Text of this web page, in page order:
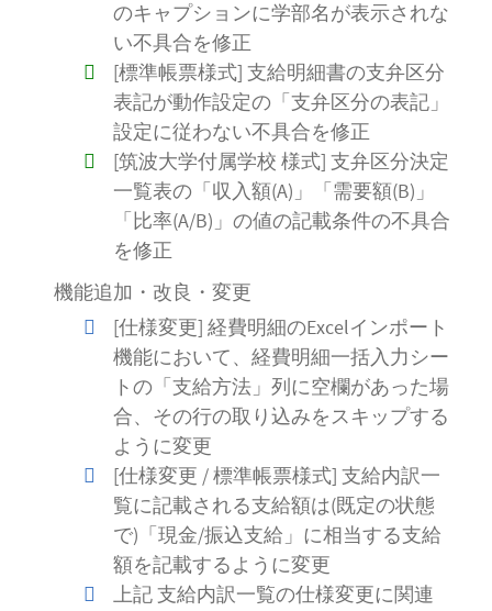
のキャプションに学部名が表示されな
い不具合を修正
[標準帳票様式] 支給明細書の支弁区分
表記が動作設定の「支弁区分の表記」
設定に従わない不具合を修正
[筑波大学付属学校 様式] 支弁区分決定
一覧表の「収入額(A)」「需要額(B)」
「比率(A/B)」の値の記載条件の不具合
を修正
機能追加・改良・変更
[仕様変更] 経費明細のExcelインポート
機能において、経費明細一括入力シー
トの「支給方法」列に空欄があった場
合、その行の取り込みをスキップする
ように変更
[仕様変更 / 標準帳票様式] 支給内訳一
覧に記載される支給額は(既定の状態
で)「現金/振込支給」に相当する支給
額を記載するように変更
上記 支給内訳一覧の仕様変更に関連